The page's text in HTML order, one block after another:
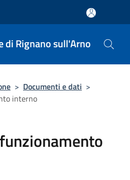
di Rignano sull'Arno
> Documenti e dati >
interno